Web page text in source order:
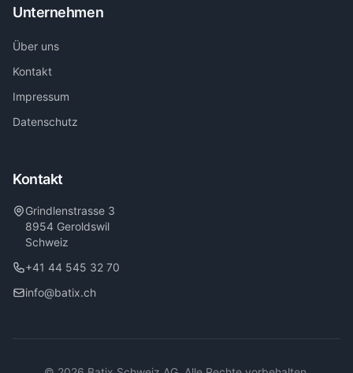
Unternehmen
Über uns
Kontakt
Impressum
Datenschutz
Kontakt
Grindlenstrasse 3
8954 Geroldswil
Schweiz
+41 44 545 32 70
info@batix.ch